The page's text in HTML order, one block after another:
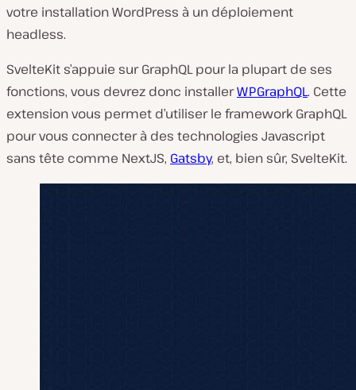
votre installation WordPress à un déploiement
headless.
SvelteKit s’appuie sur GraphQL pour la plupart de ses
fonctions, vous devrez donc installerWPGraphQL. Cette
extension vous permet d’utiliser le framework GraphQL
pour vous connecter à des technologies Javascript
sans tête comme NextJS, Gatsby, et, bien sûr, SvelteKit.